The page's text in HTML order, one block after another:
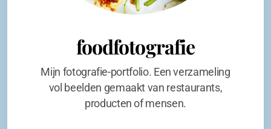
foodfotografie
Mijn fotografie-portfolio. Een verzameling
vol beelden gemaakt van restaurants,
producten of mensen.